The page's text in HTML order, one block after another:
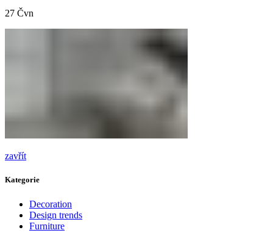
27 Čvn
zavřít
Kategorie
Decoration
Design trends
Furniture